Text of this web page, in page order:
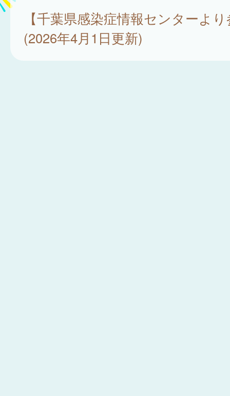
【千葉県感染症情報センターよ
(2026年4月1日更新)